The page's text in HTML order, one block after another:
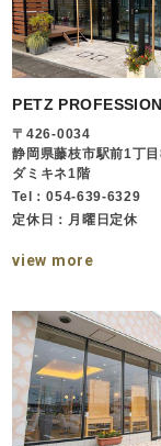
PETZ
〒426-0034
静岡県藤枝市駅前1丁
ダミキネ1階
Tel：054-639-6329
定休日：月曜日定休
view more